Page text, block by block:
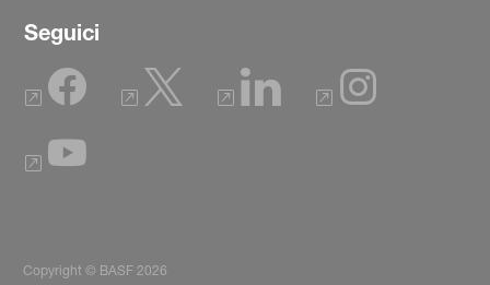
Seguici
Copyright © BASF 2026